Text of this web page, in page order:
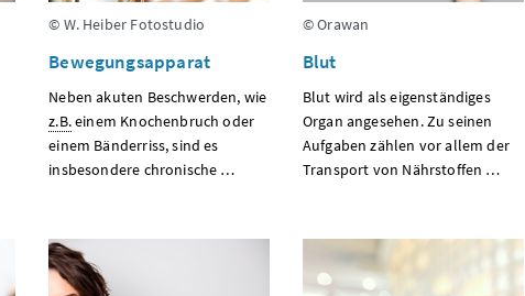
© W. Heiber Fotostudio
Bewegungsapparat
Neben akuten Beschwerden, wie
z.B.einem Knochenbruch oder
einem Bänderriss, sind es
insbesondere chronische …
© Orawan
Blut
Blut wird als eigenständiges
Organ angesehen. Zu seinen
Aufgaben zählen vor allem der
Transport von Nährstoffen …